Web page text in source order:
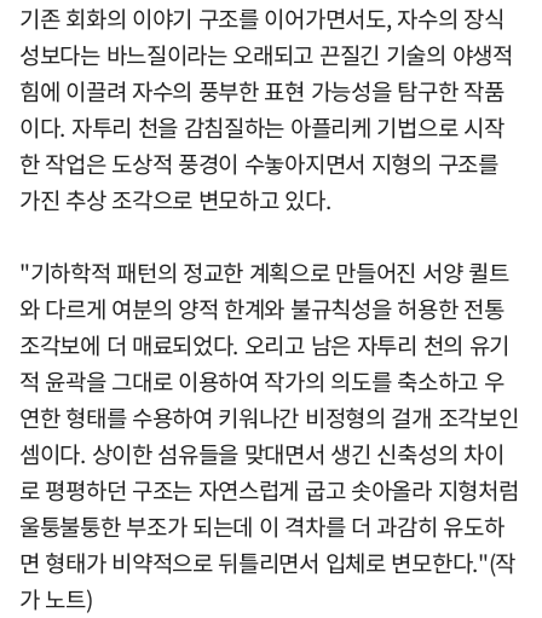
기존 회화의 이야기 구조를 이어가면서도, 자수의 장식
성보다는 바느질이라는 오래되고 끈질긴 기술의 야생적
힘에 이끌려 자수의 풍부한 표현 가능성을 탐구한 작품
이다. 자투리 천을 감침질하는 아플리케 기법으로 시작
한 작업은 도상적 풍경이 수놓아지면서 지형의 구조를
가진 추상 조각으로 변모하고 있다.
"기하학적 패턴의 정교한 계획으로 만들어진 서양 퀼트
와 다르게 여분의 양적 한계와 불규칙성을 허용한 전통
조각보에 더 매료되었다. 오리고 남은 자투리 천의 유기
적 윤곽을 그대로 이용하여 작가의 의도를 축소하고 우
연한 형태를 수용하여 키워나간 비정형의 걸개 조각보인
셈이다. 상이한 섬유들을 맞대면서 생긴 신축성의 차이
로 평평하던 구조는 자연스럽게 굽고 솟아올라 지형처럼
울퉁불퉁한 부조가 되는데 이 격차를 더 과감히 유도하
면 형태가 비약적으로 뒤틀리면서 입체로 변모한다."(작
가 노트)